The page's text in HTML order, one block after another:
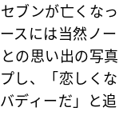
ブンが亡くなっ
スには当然ノー
の思い出の写真
し、「恋しくな
ディーだ」と追